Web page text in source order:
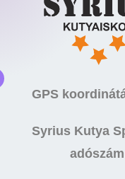
GPS
Syrius Kutya